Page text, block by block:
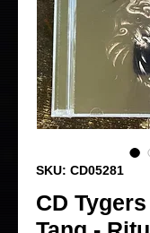
SKU: CD05281
CD